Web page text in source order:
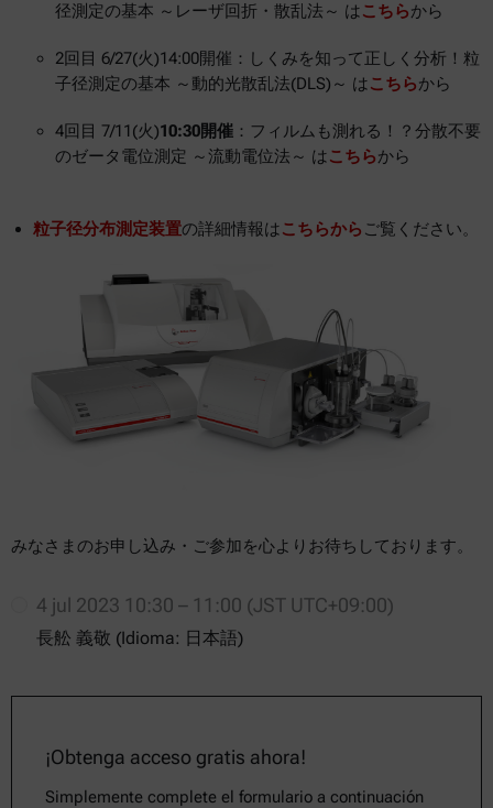
径測定の基本 ～レーザ回折・散乱法～ はこちらから
2回目 6/27(火)14:00開催：しくみを知って正しく分析！粒
子径測定の基本 ～動的光散乱法(DLS)～ はこちらから
4回目 7/11(火)10:30開催 ：フィルムも測れる！？分散不要
のゼータ電位測定 ～流動電位法～ はこちらから
粒子径分布測定装置の詳細情報はこちらから ご覧ください。
みなさまのお申し込み・ご参加を心よりお待ちしております。
4 jul 2023 10:30 – 11:00 (JST UTC+09:00)
長舩 義敬 (Idioma: 日本語)
¡Obtenga acceso gratis ahora!
Simplemente complete el formulario a continuación